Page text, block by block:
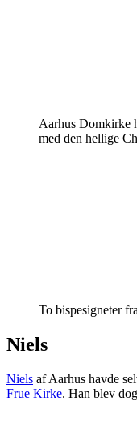
Aarhus Domkirke
med den hellige
To bispesigneter
Niels
Niels af Aarhus havde
Frue Kirke. Han blev